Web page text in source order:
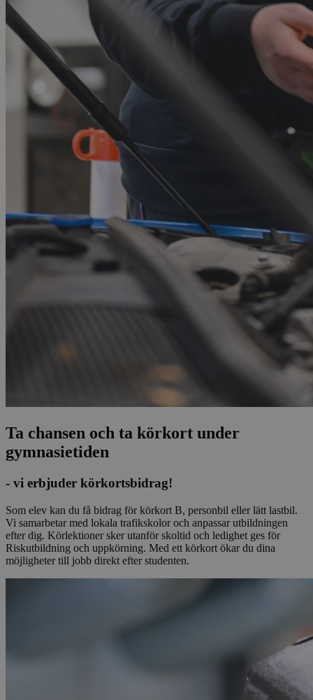
Ta chansen och ta körkort under
gymnasietiden
- vi erbjuder körkortsbidrag!
Som elev kan du få bidrag för körkort B, personbil eller lätt lastbil.
Vi samarbetar med lokala trafikskolor och anpassar utbildningen
efter dig. Körlektioner sker utanför skoltid och ledighet ges för
Riskutbildning och uppkörning. Med ett körkort ökar du dina
möjligheter till jobb direkt efter studenten.